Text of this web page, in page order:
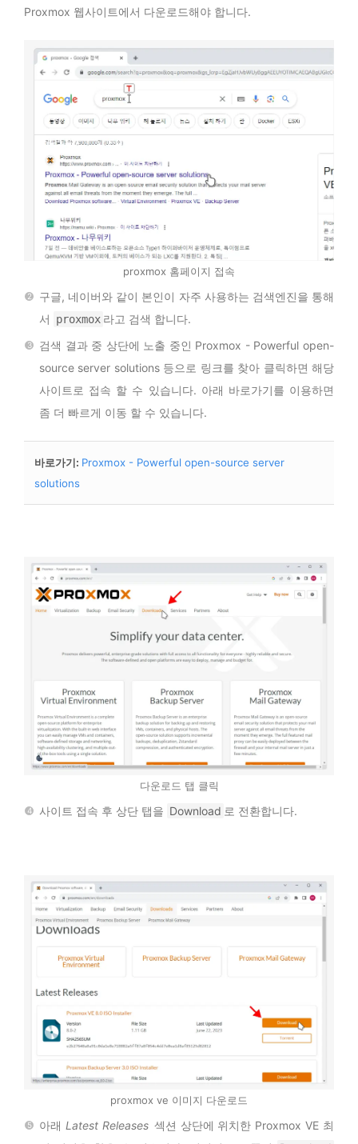
Proxmox 웹사이트에서 다운로드해야 합니다.
proxmox 홈페이지 접속
구글, 네이버와 같이 본인이 자주 사용하는 검색엔진을 통해
서
proxmox 라고 검색 합니다.
검색 결과 중 상단에 노출 중인 Proxmox - Powerful open-
source server solutions 등으로 링크를 찾아 클릭하면 해당
사이트로 접속 할 수 있습니다. 아래 바로가기를 이용하면
좀 더 빠르게 이동 할 수 있습니다.
바로가기: Proxmox - Powerful open-source server
solutions
다운로드 탭 클릭
사이트 접속 후 상단 탭을 Download 로 전환합니다.
proxmox ve 이미지 다운로드
아래 Latest Releases 섹션 상단에 위치한 Proxmox VE 최